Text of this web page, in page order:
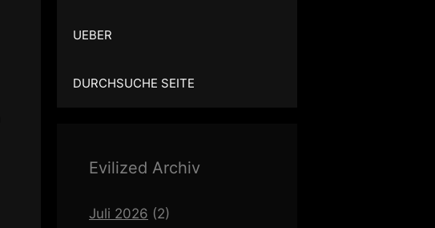
UEBER
DURCHSUCHE SEITE
Evilized Archiv
Juli 2026 (2)